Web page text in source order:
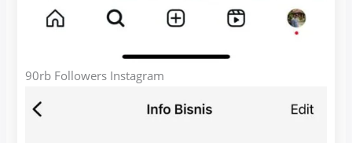
90rb Followers Instagram